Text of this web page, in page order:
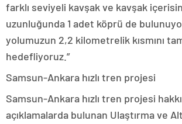
farklı seviyeli kavşak ve kavşak
uzunluğunda 1 adet köprü de
yolumuzun 2,2 kilometrelik kısmını
hedefliyoruz.”
Samsun-Ankara hızlı tren projesi
Samsun-Ankara hızlı tren projesi
açıklamalarda bulunan Ulaştırma ve